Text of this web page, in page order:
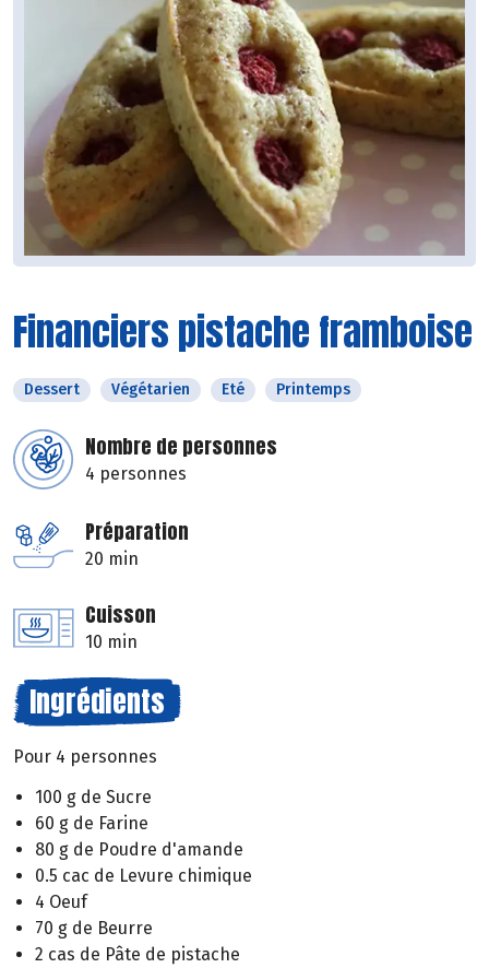
Financiers pistache framboise
Dessert Végétarien Eté Printemps
Nombre de personnes
4 personnes
Préparation
20 min
Cuisson
10 min
Ingrédients
Pour 4 personnes
100 g de Sucre
60 g de Farine
80 g de Poudre d'amande
0.5 cac de Levure chimique
4 Oeuf
70 g de Beurre
2 cas de Pâte de pistache